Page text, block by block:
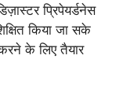
प्रिपेयर्डनेस
किया जा सके
के लिए तैयार